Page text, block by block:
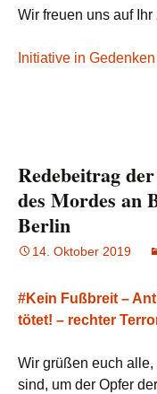
Wir freuen uns auf
Initiative in
Redebeitrag
des Mordes an
Berlin
14. Oktober 2019
#Kein Fußbreit –
tötet! – rechter
Wir grüßen euch
sind, um der Opfer